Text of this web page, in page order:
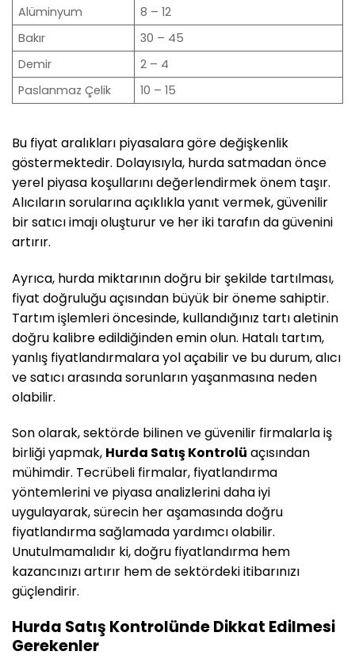
Alüminyum
8 – 12
Bakır
30 – 45
Demir
2 – 4
Paslanmaz Çelik
10 – 15
Bu fiyat aralıkları piyasalara göre değişkenlik
göstermektedir. Dolayısıyla, hurda satmadan önce
yerel piyasa koşullarını değerlendirmek önem taşır.
Alıcıların sorularına açıklıkla yanıt vermek, güvenilir
bir satıcı imajı oluşturur ve her iki tarafın da güvenini
artırır.
Ayrıca, hurda miktarının doğru bir şekilde tartılması,
fiyat doğruluğu açısından büyük bir öneme sahiptir.
Tartım işlemleri öncesinde, kullandığınız tartı aletinin
doğru kalibre edildiğinden emin olun. Hatalı tartım,
yanlış fiyatlandırmalara yol açabilir ve bu durum, alıcı
ve satıcı arasında sorunların yaşanmasına neden
olabilir.
Son olarak, sektörde bilinen ve güvenilir firmalarla iş
birliği yapmak, Hurda Satış Kontrolü açısından
mühimdir. Tecrübeli firmalar, fiyatlandırma
yöntemlerini ve piyasa analizlerini daha iyi
uygulayarak, sürecin her aşamasında doğru
fiyatlandırma sağlamada yardımcı olabilir.
Unutulmamalıdır ki, doğru fiyatlandırma hem
kazancınızı artırır hem de sektördeki itibarınızı
güçlendirir.
Hurda Satış Kontrolünde Dikkat Edilmesi
Gerekenler